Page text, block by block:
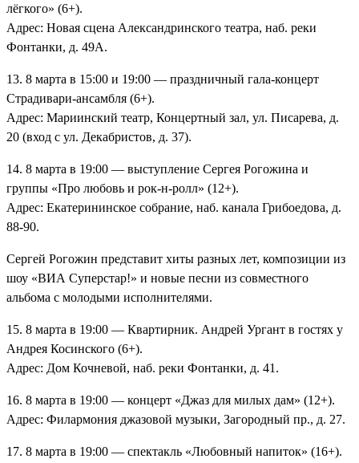
лёгкого» (6+).
Адрес: Новая сцена Александринского театра, наб. реки
Фонтанки, д. 49А.
13. 8 марта в 15:00 и 19:00 — праздничный гала-концерт
Страдивари-ансамбля (6+).
Адрес: Мариинский театр, Концертный зал, ул. Писарева, д.
20 (вход с ул. Декабристов, д. 37).
14. 8 марта в 19:00 — выступление Сергея Рогожина и
группы «Про любовь и рок-н-ролл» (12+).
Адрес: Екатерининское собрание, наб. канала Грибоедова, д.
88-90.
Сергей Рогожин представит хиты разных лет, композиции из
шоу «ВИА Суперстар!» и новые песни из совместного
альбома с молодыми исполнителями.
15. 8 марта в 19:00 — Квартирник. Андрей Ургант в гостях у
Андрея Косинского (6+).
Адрес: Дом Кочневой, наб. реки Фонтанки, д. 41.
16. 8 марта в 19:00 — концерт «Джаз для милых дам» (12+).
Адрес: Филармония джазовой музыки, Загородный пр., д. 27.
17. 8 марта в 19:00 — спектакль «Любовный напиток» (16+).